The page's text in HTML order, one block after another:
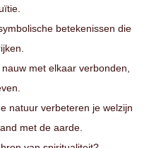
betekenissen die
met elkaar verbonden,
natuur verbeteren je welzijn
met de aarde.